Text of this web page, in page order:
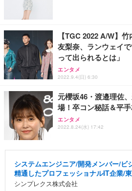
【TGC 2022 A/W】
友梨奈、ランウェイ
って出られるとは」
エンタメ
2022.9.4(日) 6:30
元櫻坂46・渡邉理佐
場！卒コン秘話＆平
エンタメ
2022.8.24(水) 17:42
システムエンジニア/開発メンバー/ビ
精通したプロフェッショナルIT企業/
シンプレクス株式会社